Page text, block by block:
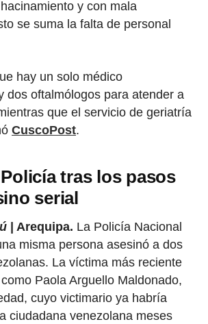
y con mala
se suma la falta de personal
hay un solo médico
dos oftalmólogos para atender a
que el servicio de geriatría
CuscoPost.
tras los pasos
serial
| Arequipa. La Policía Nacional
misma persona asesinó a dos
La víctima más reciente
Paola Arguello Maldonado,
cuyo victimario ya habría
ciudadana venezolana meses